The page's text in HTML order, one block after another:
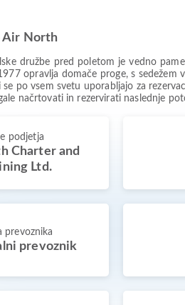
Air North
družbe pred poletom je vedno
opravlja domače proge, s
po vsem svetu uporabljajo za
načrtovati in rezervirati naslednje
podjetja
Charter and
Ltd.
prevoznika
prevoznik